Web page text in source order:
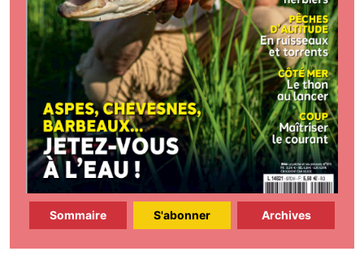
Sommaire S'abonner Archives